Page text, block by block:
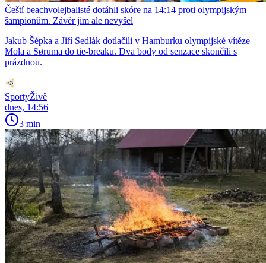
Čeští beachvolejbalisté dotáhli skóre na 14:14 proti olympijským
šampionům. Závěr jim ale nevyšel
Jakub Šépka a Jiří Sedlák dotlačili v Hamburku olympijské vítěze
Mola a Søruma do tie-breaku. Dva body od senzace skončili s
prázdnou.
SportyŽivě
dnes, 14:56
3 min